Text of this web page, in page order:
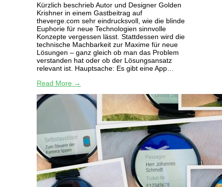
Kürzlich beschrieb Autor und Designer Golden
Krishner in einem Gastbeitrag auf
theverge.com sehr eindrucksvoll, wie die blinde
Euphorie für neue Technologien sinnvolle
Konzepte vergessen lässt. Stattdessen wird die
technische Machbarkeit zur Maxime für neue
Lösungen – ganz gleich ob man das Problem
verstanden hat oder ob der Lösungsansatz
relevant ist. Hauptsache: Es gibt eine App…
Read More →